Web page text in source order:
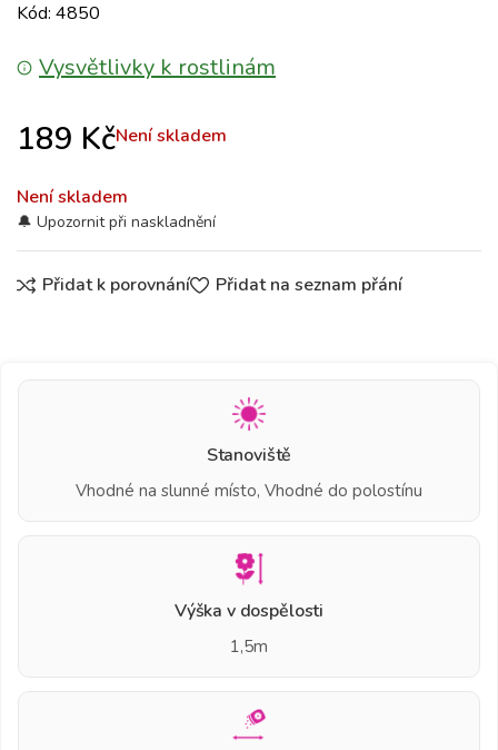
Kód: 4850
Vysvětlivky k rostlinám
189 KčNení skladem
Není skladem
Přidat k porovnání Přidat na seznam přání
Stanoviště
Vhodné na slunné místo, Vhodné do polostínu
Výška v dospělosti
1,5m